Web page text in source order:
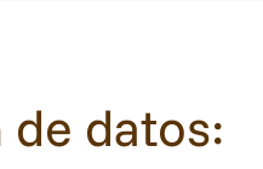
datos: